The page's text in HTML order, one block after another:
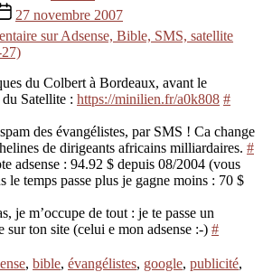
27 novembre 2007
sur Adsense, Bible, SMS, satellite
du Colbert à Bordeaux, avant le
Satellite : https://minilien.fr/a0k808 #
des évangélistes, par SMS ! Ca change
de dirigeants africains milliardaires. #
adsense : 94.92 $ depuis 08/2004 (vous
le temps passe plus je gagne moins : 70 $
je m’occupe de tout : je te passe un
sur ton site (celui e mon adsense :-) #
, bible, évangélistes, google, publicité,